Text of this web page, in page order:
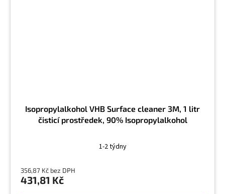
Isopropylalkohol VHB Surface cleaner 3M, 1 litr
čisticí prostředek, 90% Isopropylalkohol
1-2 týdny
356,87 Kč bez DPH
431,81 Kč